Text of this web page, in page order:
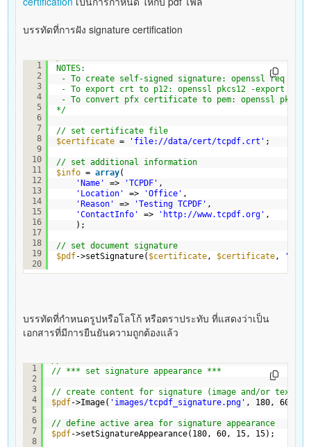
บรรทัดที่การฝัง signature certification
1
2
3
4
5
6
7
8
9
10
11
12
13
14
15
16
17
18
19
20
NOTES:
- To create self-signed signature: openssl req -
- To export crt to p12: openssl pkcs12 -export -
- To convert pfx certificate to pem: openssl
*/
// set certificate file
$certificate = ' file://data/cert/tcpdf.crt ' ;
// set additional information
$info = array(
'Name'
=> 'TCPDF' ,
'Location'
=> 'Office' ,
'Reason'
=> 'Testing TCPDF' ,
'ContactInfo'
=> ' http://www.tcpdf.org ' ,
);
// set document signature
$pdf->setSignature( $certificate , $certificate ,
บรรทัดที่กำหนดรูปหรือโลโก้ หรือตราประทับ ที่แสดงว่าเป็น
เอกสารที่มีการยืนยันความถูกต้องแล้ว
1
2
3
4
5
6
7
8
// *** set signature appearance ***
// create content for signature (image and/or text)
$pdf->Image( 'images/tcpdf_signature.png' , 180, 60,
// define active area for signature appearance
$pdf->setSignatureAppearance(180, 60, 15, 15);